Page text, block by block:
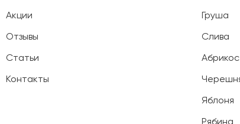
Акции
Отзывы
Статьи
Контакты
Груша
Слива
Абрикос
Яблоня
Рябина